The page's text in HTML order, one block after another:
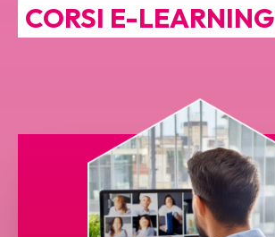
CORSI E-LEARNING